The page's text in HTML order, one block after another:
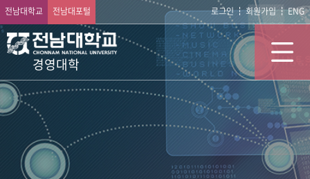
전남대학교 전남대포털 로그인 회원가입 ENG
경영대학